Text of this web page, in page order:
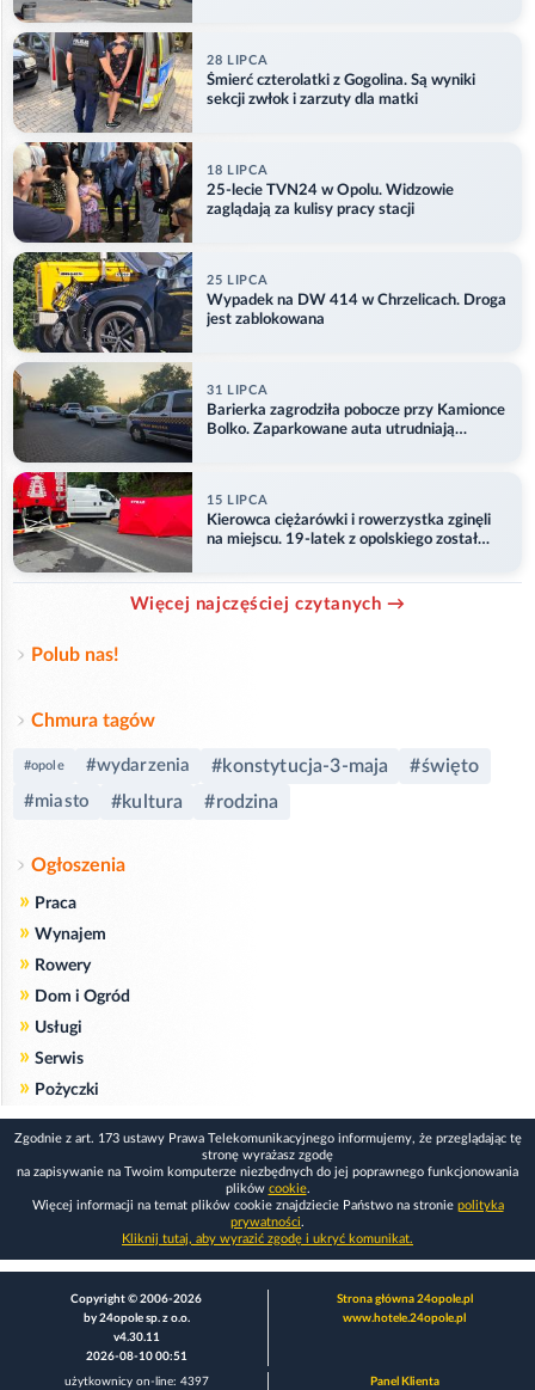
28 LIPCA
Śmierć czterolatki z Gogolina. Są wyniki
sekcji zwłok i zarzuty dla matki
18 LIPCA
25-lecie TVN24 w Opolu. Widzowie
zaglądają za kulisy pracy stacji
25 LIPCA
Wypadek na DW 414 w Chrzelicach. Droga
jest zablokowana
31 LIPCA
Barierka zagrodziła pobocze przy Kamionce
Bolko. Zaparkowane auta utrudniają
15 LIPCA
Kierowca ciężarówki i rowerzystka zginęli
na miejscu. 19-latek z opolskiego został
Więcej najczęściej czytanych →
Polub nas!
Chmura tagów
#opole #wydarzenia #konstytucja-3-maja #święto
#miasto #kultura #rodzina
Ogłoszenia
» Praca
» Wynajem
» Rowery
» Dom i Ogród
» Usługi
» Serwis
» Pożyczki
Zgodnie z art. 173 ustawy Prawa Telekomunikacyjnego informujemy, że przeglądając tę
stronę wyrażasz zgodę
na zapisywanie na Twoim komputerze niezbędnych do jej poprawnego funkcjonowania
plików cookie.
Więcej informacji na temat plików cookie znajdziecie Państwo na stronie polityka
prywatności.
Kliknij tutaj, aby wyrazić zgodę i ukryć komunikat.
Copyright © 2006-2026
by 24opole sp. z o.o.
v4.30.11
2026-08-10 00:51
Strona główna 24opole.pl
www.hotele.24opole.pl
użytkownicy on-line: 4397 Panel Klienta